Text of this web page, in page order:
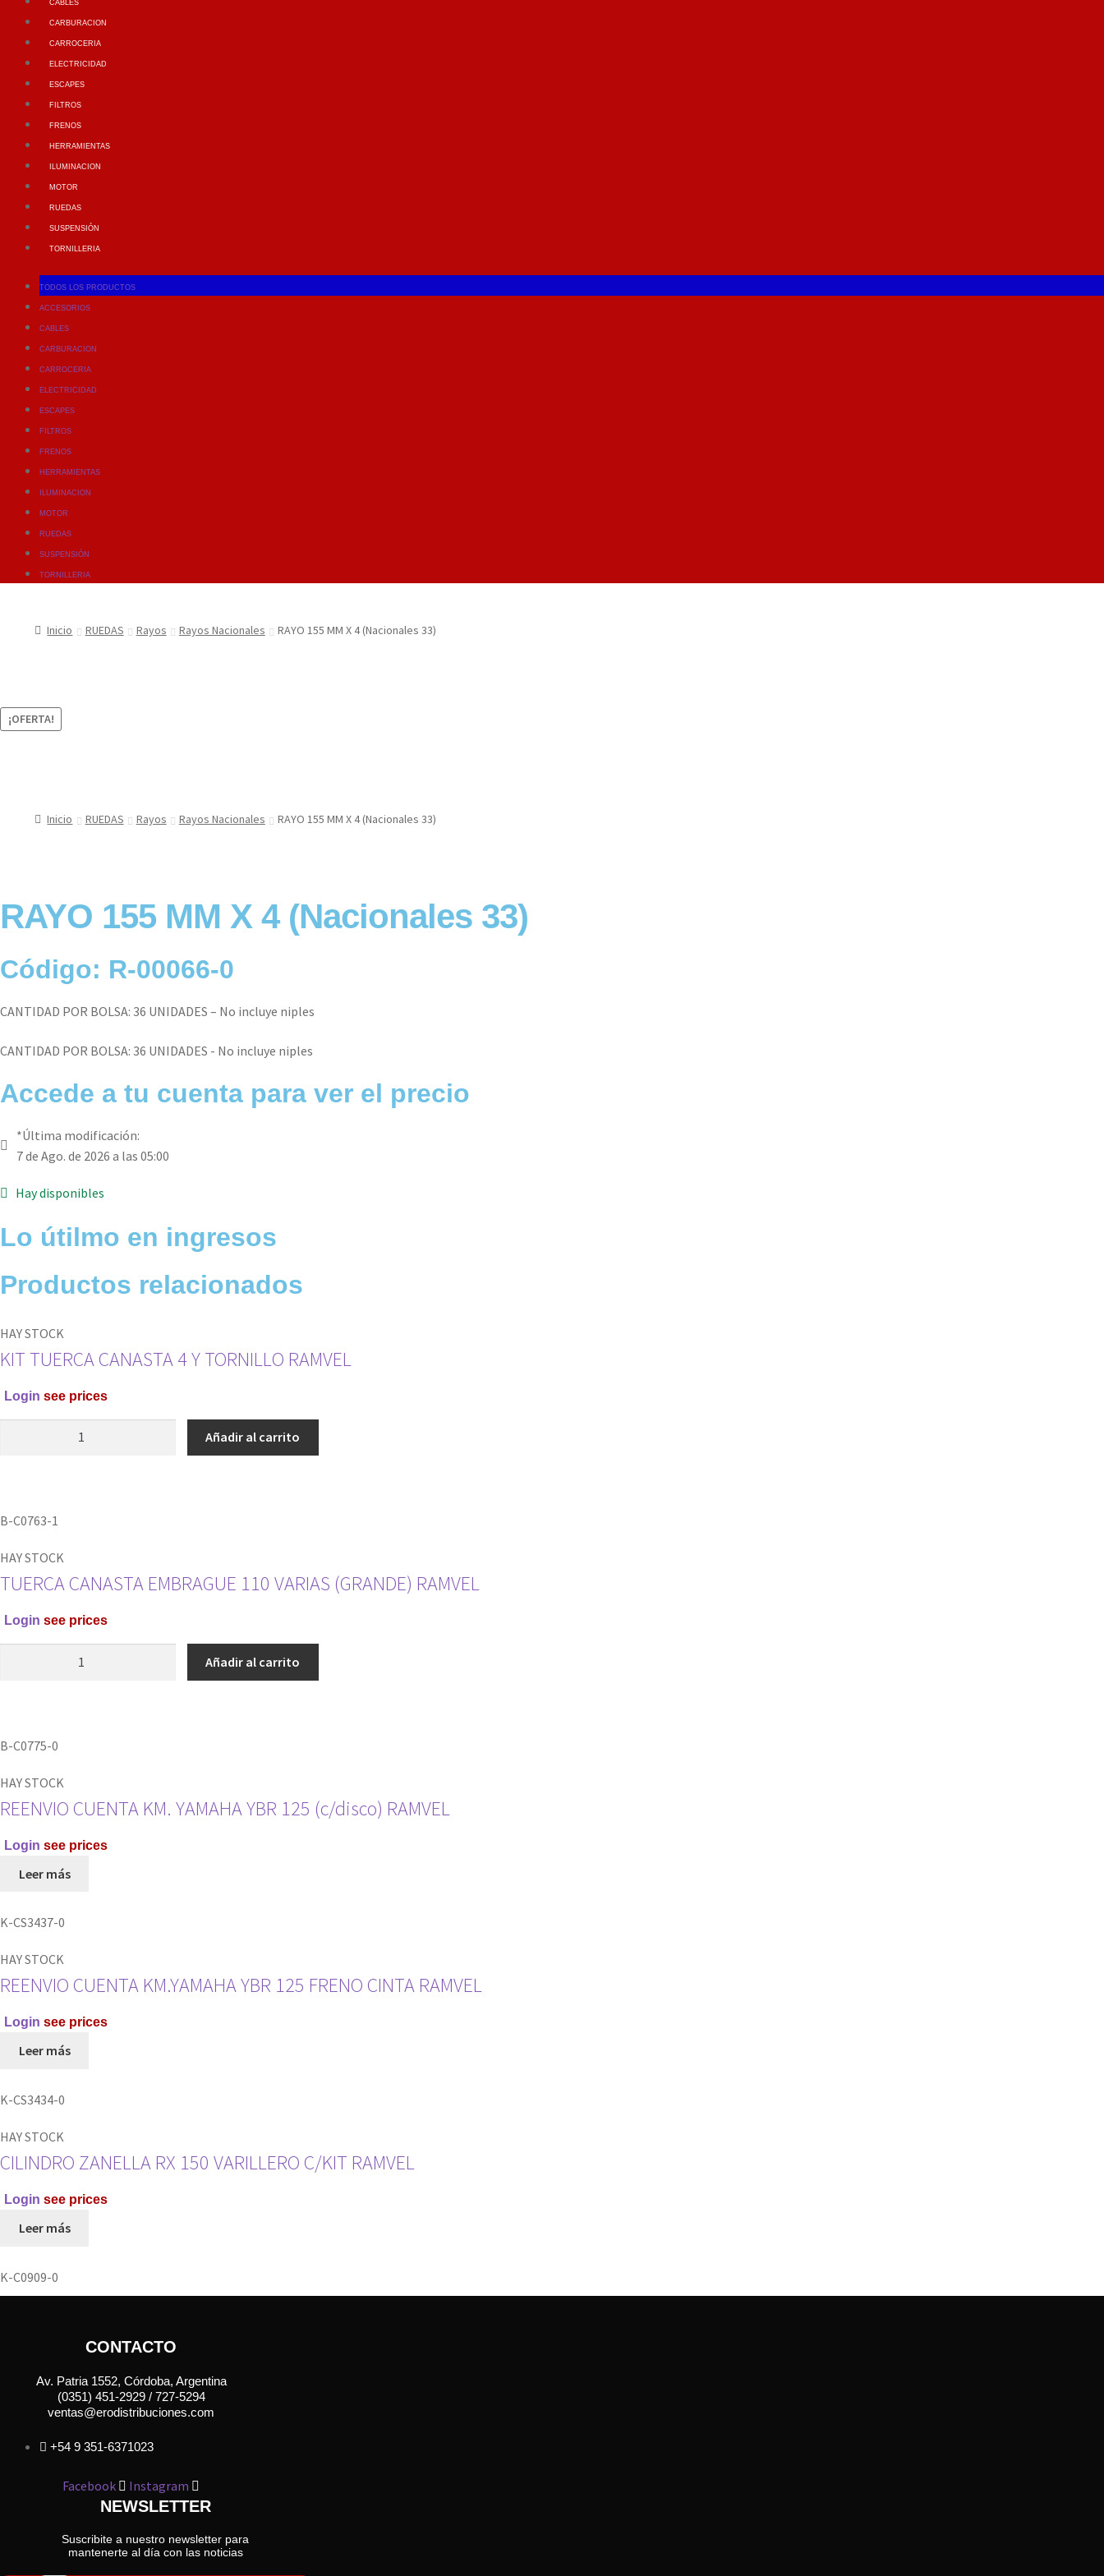
CARBURACION
CARROCERIA
ELECTRICIDAD
ESCAPES
FILTROS
FRENOS
HERRAMIENTAS
ILUMINACION
MOTOR
RUEDAS
SUSPENSIÓN
TORNILLERIA
TODOS LOS PRODUCTOS
ACCESORIOS
CABLES
CARBURACION
CARROCERIA
ELECTRICIDAD
ESCAPES
FILTROS
FRENOS
HERRAMIENTAS
ILUMINACION
MOTOR
RUEDAS
SUSPENSIÓN
TORNILLERIA
Inicio RUEDAS Rayos Rayos Nacionales RAYO 155 MM X 4 (Nacionales 33)
¡OFERTA!
Inicio RUEDAS Rayos Rayos Nacionales RAYO 155 MM X 4 (Nacionales 33)
RAYO 155 MM X 4 (Nacionales 33)
Código: R-00066-0
CANTIDAD POR BOLSA: 36 UNIDADES – No incluye niples
CANTIDAD POR BOLSA: 36 UNIDADES - No incluye niples
Accede a tu cuenta para ver el precio
*Última modificación:
7 de Ago. de 2026 a las 05:00
Hay disponibles
Lo útilmo en ingresos
Productos relacionados
B-C0763-1
HAY STOCK
KIT TUERCA CANASTA 4 Y TORNILLO RAMVEL
Login see prices
TORNILLO
RAMVEL
Añadir al carrito
B-C0775-0
HAY STOCK
TUERCA CANASTA EMBRAGUE 110 VARIAS (GRANDE) RAMVEL
Login see prices
(GRANDE)
RAMVEL
Añadir al carrito
K-CS3437-0
HAY STOCK
REENVIO CUENTA KM. YAMAHA YBR 125 (c/disco) RAMVEL
Login see prices
Leer más
K-CS3434-0
HAY STOCK
REENVIO CUENTA KM.YAMAHA YBR 125 FRENO CINTA RAMVEL
Login see prices
Leer más
K-C0909-0
HAY STOCK
CILINDRO ZANELLA RX 150 VARILLERO C/KIT RAMVEL
Login see prices
Leer más
CONTACTO
Av. Patria 1552, Córdoba, Argentina
(0351) 451-2929 / 727-5294
ventas@erodistribuciones.com
+54 9 351-6371023
Facebook Instagram
NEWSLETTER
Suscribite a nuestro newsletter para
mantenerte al día con las noticias